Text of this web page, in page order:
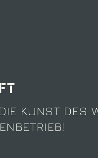
KUNST DES